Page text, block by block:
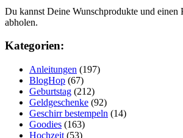
Du kannst Deine Wunschprodukte und einen
abholen.
Kategorien:
Anleitungen (197)
BlogHop (67)
Geburtstag (212)
Geldgeschenke (92)
Geschirr bestempeln (14)
Goodies (163)
Hochzeit (53)